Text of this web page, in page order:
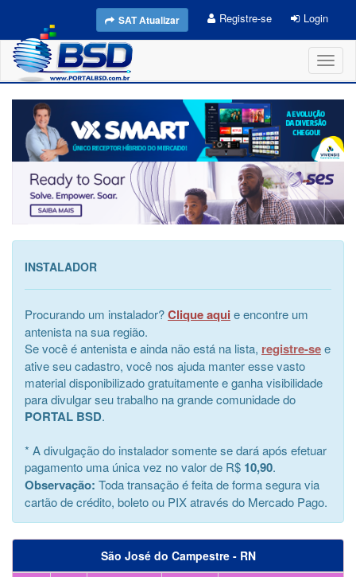
SAT Atualizar Registre-se Login
INSTALADOR
Procurando um instalador?Clique aqui e encontre um
antenista na sua região.
Se você é antenista e ainda não está na lista, registre-see
ative seu cadastro, você nos ajuda manter esse vasto
material disponibilizado gratuitamente e ganha visibilidade
para divulgar seu trabalho na grande comunidade do
PORTAL BSD.
* A divulgação do instalador somente se dará após efetuar
pagamento uma única vez no valor de R$ 10,90.
Observação: Toda transação é feita de forma segura via
cartão de crédito, boleto ou PIX através do Mercado Pago.
São José do Campestre - RN